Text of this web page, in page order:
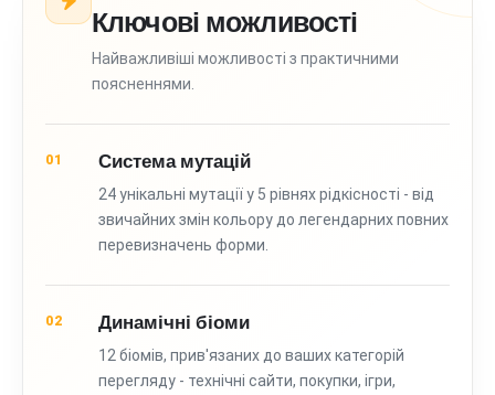
Ключові можливості
Найважливіші можливості з практичними
поясненнями.
01 Система мутацій
24 унікальні мутації у 5 рівнях рідкісності - від
звичайних змін кольору до легендарних повних
перевизначень форми.
02 Динамічні біоми
12 біомів, прив'язаних до ваших категорій
перегляду - технічні сайти, покупки, ігри,